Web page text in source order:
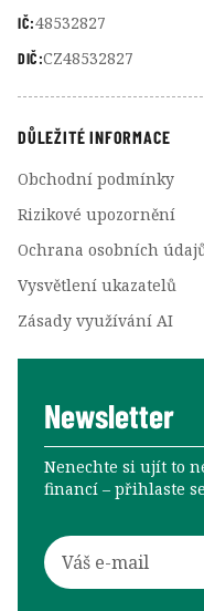
IČ:48532827
DIČ:CZ48532827
DŮLEŽITÉ INFORMACE
Obchodní podmínky
Rizikové upozornění
Ochrana osobních
Vysvětlení ukazatelů
Zásady využívání AI
Newsletter
Nenechte si ujít to
financí –⁠⁠⁠⁠⁠⁠ přihlaste